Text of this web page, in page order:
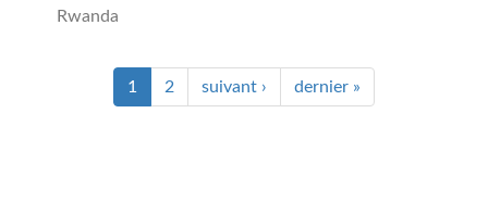
Rwanda
1 2 suivant › dernier »